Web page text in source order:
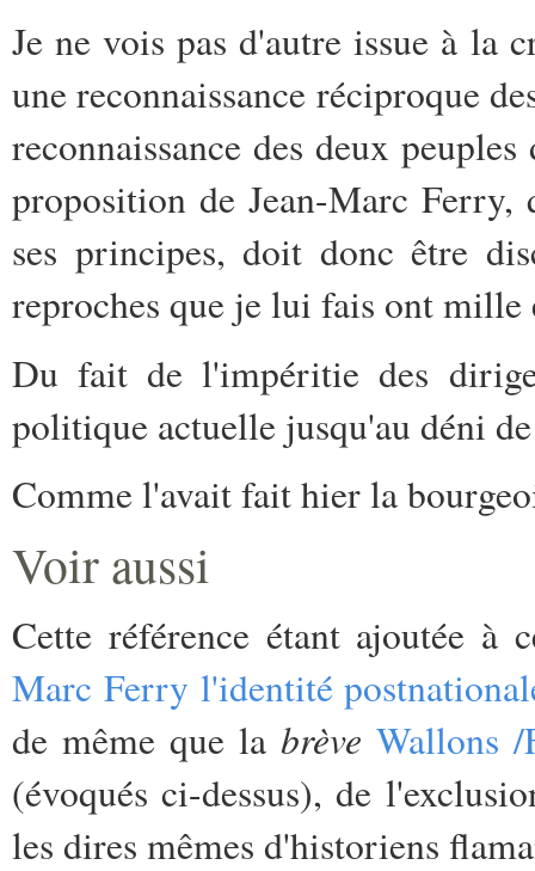
Je ne vois pas d'autre issue à la
une reconnaissance réciproque
reconnaissance des deux
proposition de Jean-Marc Ferry,
ses principes, doit donc être
reproches que je lui fais ont mille
Du fait de l'impéritie des
politique actuelle jusqu'au déni
Comme l'avait fait hier la
Voir aussi
Cette référence étant ajoutée
Marc Ferry l'identité
de même que la brève Wallons
(évoqués ci-dessus), de
les dires mêmes d'historiens